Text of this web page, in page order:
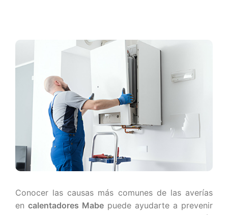
Conocer las causas más comunes de las averías
en calentadores Mabe puede ayudarte a prevenir